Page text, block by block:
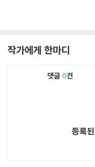
작가에게 한마디
댓글 0건
등록